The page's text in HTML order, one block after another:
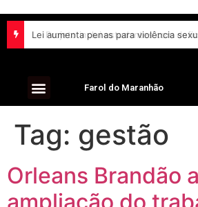
Farol do Maranhão
Tag: gestão
Orleans Brandão